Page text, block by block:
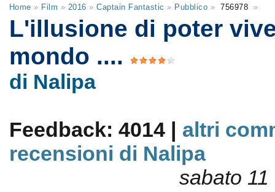
Home » Film » 2016 »Captain Fantastic » Pubblico » 756978 »
L'illusione di poter
mondo ....
di Nalipa
Feedback: 4014 | altri
recensioni di Nalipa
sabato